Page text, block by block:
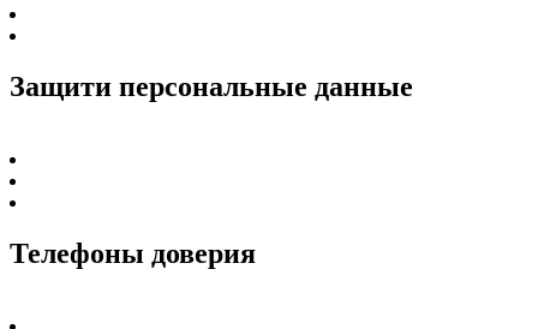
Защити персональные данные
Телефоны доверия